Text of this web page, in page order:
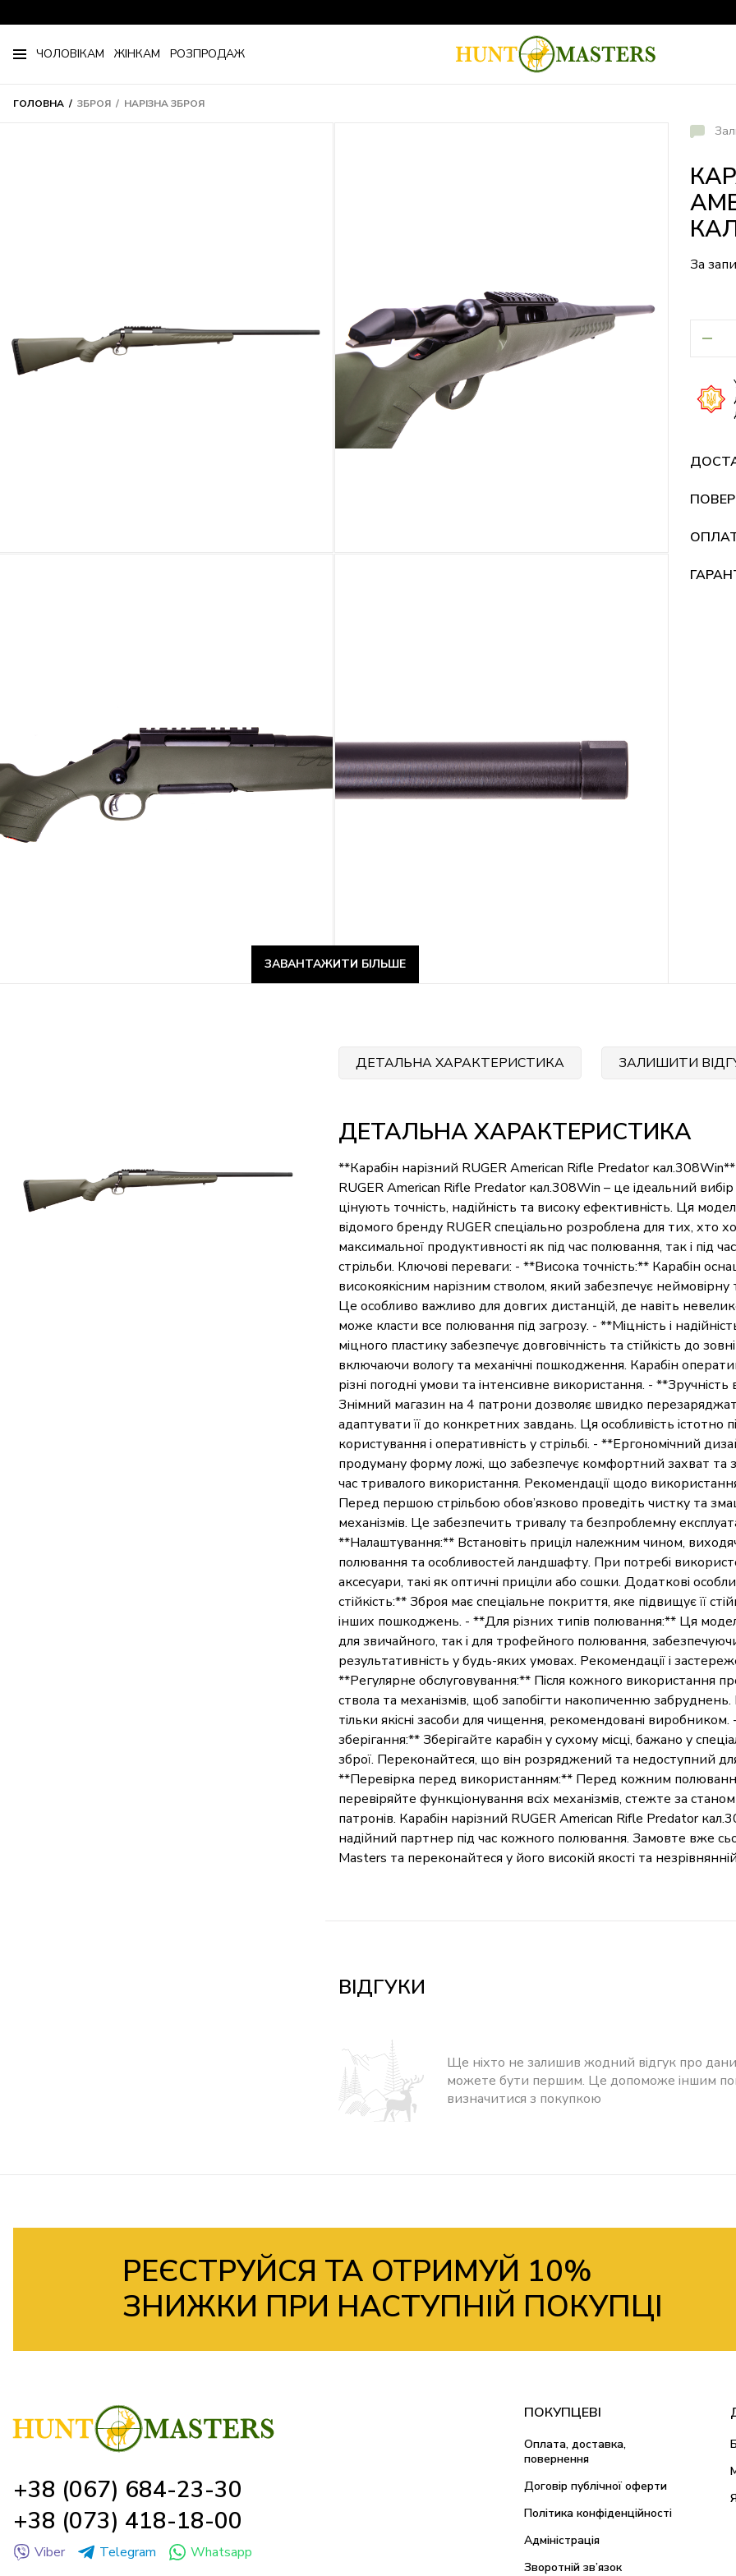
ЧОЛОВІКАМ ЖІНКАМ РОЗПРОДАЖ
ГОЛОВНА ЗБРОЯ НАРІЗНА ЗБРОЯ
ЗАВАНТАЖИТИ БІЛЬШЕ
За
ДЕТАЛЬНА ХАРАКТЕРИСТИКА ЗАЛИШИТИ
ДЕТАЛЬНА ХАРАКТЕРИСТИКА
**Карабін нарізний RUGER American Rifle Predator
RUGER American Rifle Predator кал.308Win – це ідеальний вибір
цінують точність, надійність та високу ефективність. Ця
відомого бренду RUGER спеціально розроблена для тих, хто
максимальної продуктивності як під час полювання, так і під
стрільби. Ключові переваги: - **Висока точність:** Карабін
високоякісним нарізним стволом, який забезпечує неймовірну
Це особливо важливо для довгих дистанцій, де навіть
може класти все полювання під загрозу. - **Міцність і
міцного пластику забезпечує довговічність та стійкість до
включаючи вологу та механічні пошкодження. Карабін
різні погодні умови та інтенсивне використання. -
Знімний магазин на 4 патрони дозволяє швидко
адаптувати її до конкретних завдань. Ця особливість істотно
користування і оперативність у стрільбі. - **Ергономічний
продуману форму ложі, що забезпечує комфортний захват та
час тривалого використання. Рекомендації щодо
Перед першою стрільбою обов’язково проведіть чистку та
механізмів. Це забезпечить тривалу та безпроблемну
**Налаштування:** Встановіть приціл належним чином,
полювання та особливостей ландшафту. При потребі
аксесуари, такі як оптичні приціли або сошки. Додаткові
стійкість:** Зброя має спеціальне покриття, яке підвищує її
інших пошкоджень. - **Для різних типів полювання:** Ця
для звичайного, так і для трофейного полювання,
результативність у будь-яких умовах. Рекомендації і
**Регулярне обслуговування:** Після кожного використання
ствола та механізмів, щоб запобігти накопиченню
тільки якісні засоби для чищення, рекомендовані
зберігання:** Зберігайте карабін у сухому місці, бажано у
зброї. Переконайтеся, що він розряджений та недоступний
**Перевірка перед використанням:** Перед кожним
перевіряйте функціонування всіх механізмів, стежте за
патронів. Карабін нарізний RUGER American Rifle Predator
надійний партнер під час кожного полювання. Замовте вже
Masters та переконайтеся у його високій якості та
ВІДГУКИ
Ще ніхто не залишив жодний відгук про
можете бути першим. Це допоможе іншим
визначитися з покупкою
РЕЄСТРУЙСЯ ТА ОТРИМУЙ 10%
ЗНИЖКИ ПРИ НАСТУПНІЙ ПОКУПЦІ
+38 (067) 684-23-30
+38 (073) 418-18-00
Viber Telegram Whatsapp
ПОКУПЦЕВІ
Оплата, доставка,
повернення
Договір публічної оферти
Політика конфіденційності
Адміністрація
Зворотній зв’язок